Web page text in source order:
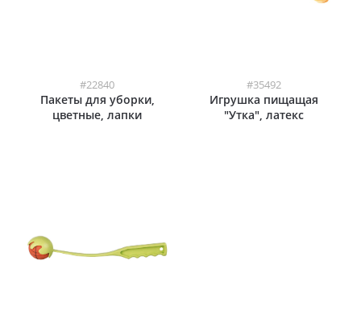
#22840
Пакеты для уборки,
цветные, лапки
#35492
Игрушка пищащая
"Утка", латекс